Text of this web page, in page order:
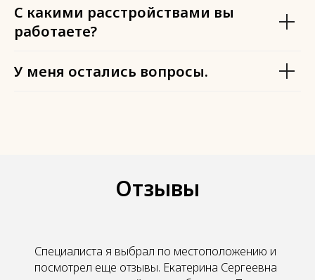
С какими расстройствами вы
работаете?
У меня остались вопросы.
Отзывы
Специалиста я выбрал по местоположению и
посмотрел еще отзывы. Екатерина Сергеевна